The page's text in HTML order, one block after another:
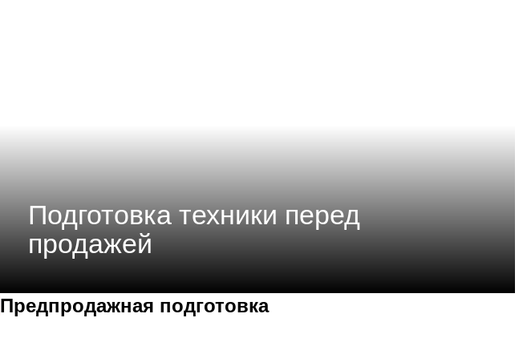
Подготовка техники перед
продажей
Предпродажная подготовка